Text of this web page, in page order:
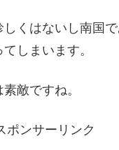
くはないし南国
しまいます。
敵ですね。
ポンサーリンク